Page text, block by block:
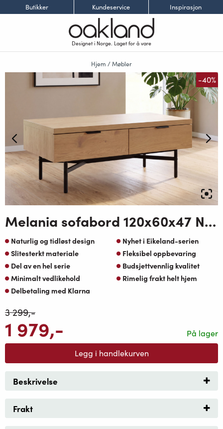
Butikker Kundeservice Inspirasjon
Designet i Norge. Laget for å vare
Hjem /Møbler
-40%
Melania sofabord 120x60x47 Natur Melamine, Sorte metall bein
Naturlig og tidløst design
Nyhet i Eikeland-serien
Slitesterkt materiale
Fleksibel oppbevaring
Del av en hel serie
Budsjettvennlig kvalitet
Minimalt vedlikehold
Rimelig frakt helt hjem
Delbetaling med Klarna
På lager
3 299,-
1 979,-
Legg i handlekurven
Beskrivelse
Frakt